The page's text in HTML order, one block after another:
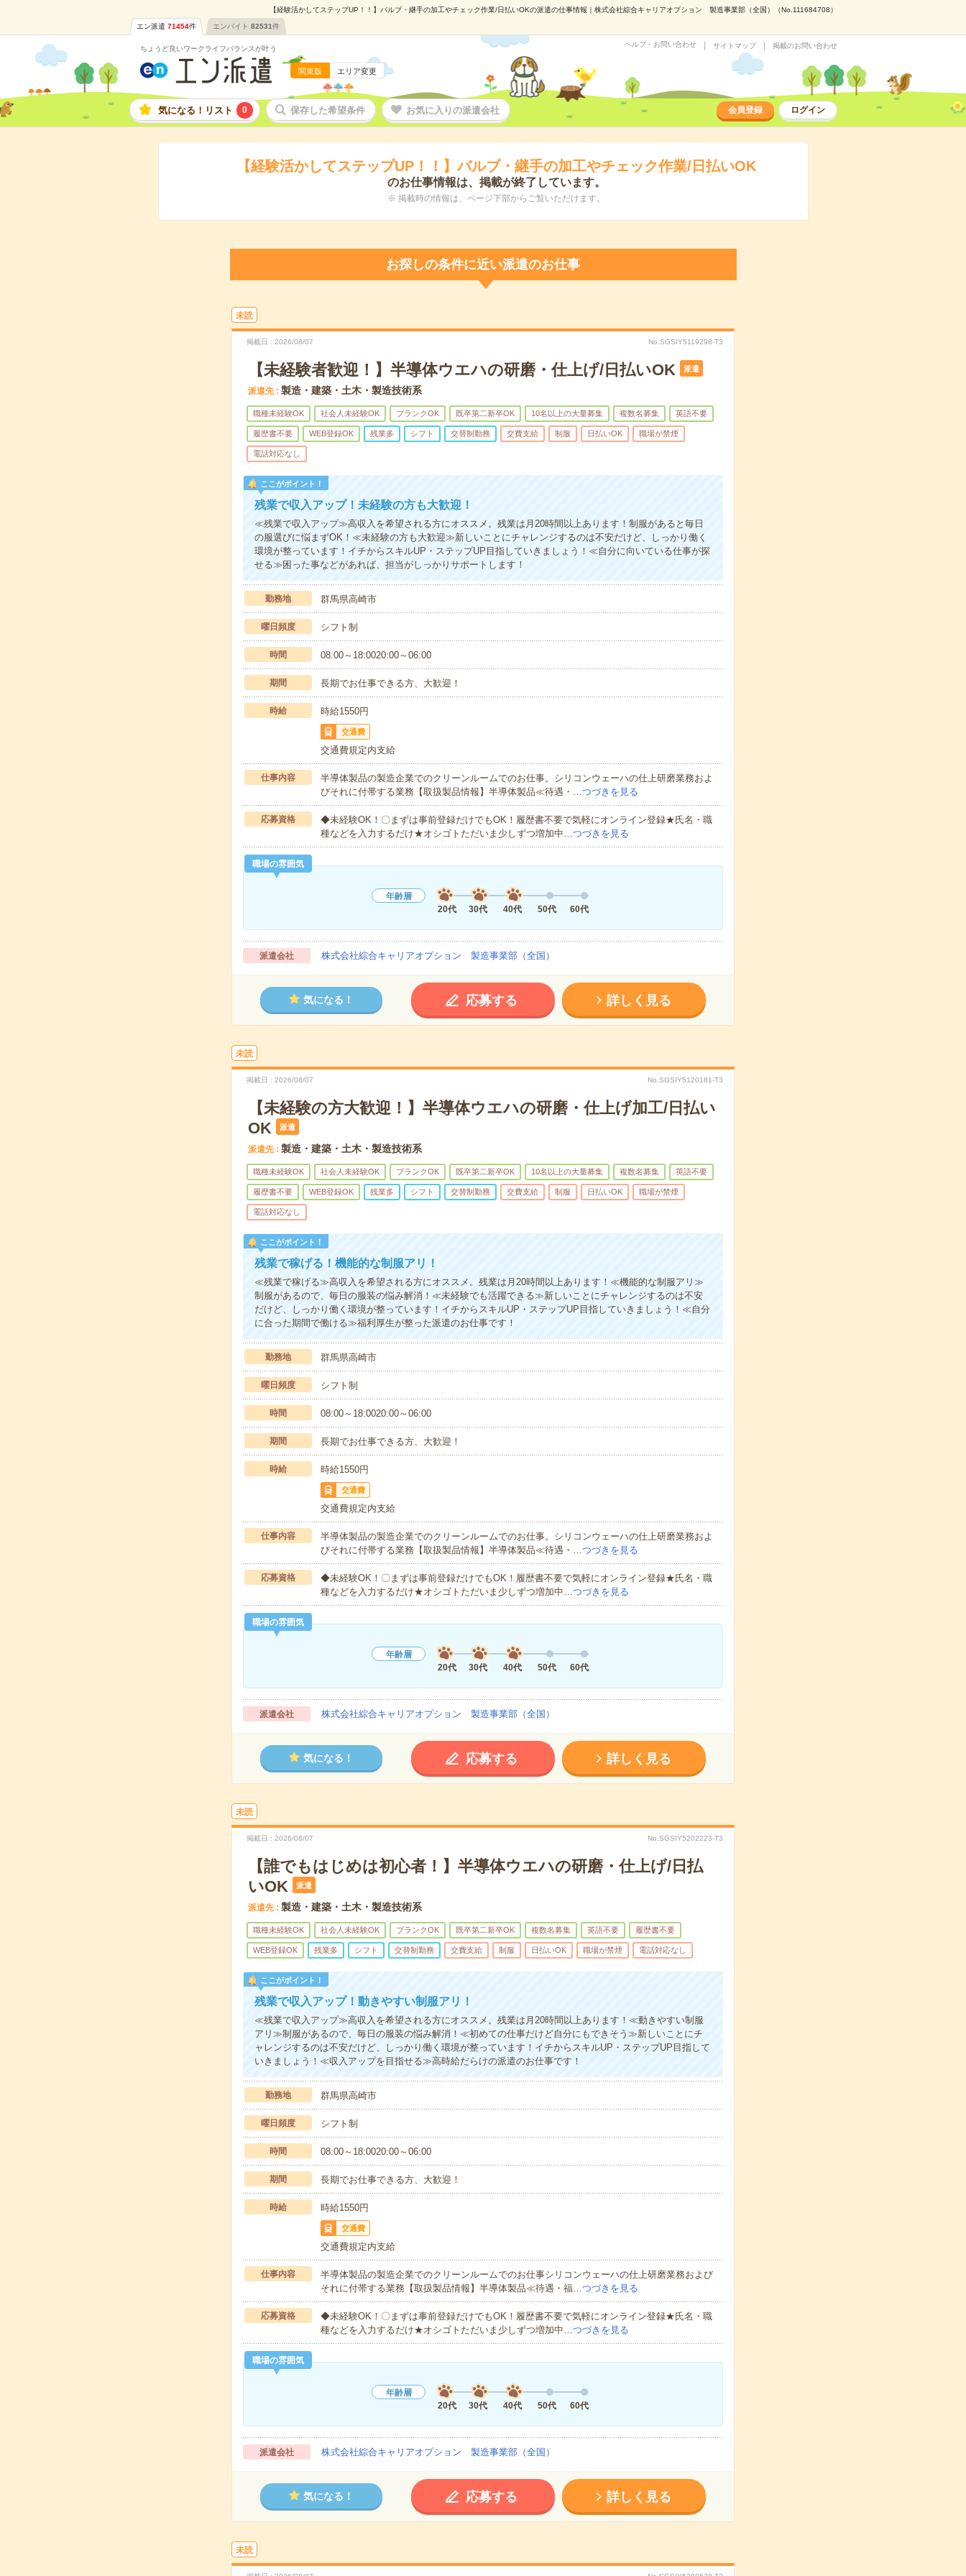
【経験活かしてステップUP！！】バルブ・継手の加工やチェック作業/日払いOKの派遣の仕事情報｜株式会社綜合キャリアオプション 製造事業部（全国）（No.111684708）
エン派遣 71454件 エンバイト 82531件
ちょうど良いワークライフバランスが叶う
関東版 エリア変更
ヘルプ・お問い合わせ サイトマップ 掲載のお問い合わせ
気になる！リスト 0 保存した希望条件 お気に入りの派遣会社 会員登録 ログイン
【経験活かしてステップUP！！】バルブ・継手の加工やチェック作業/日払いOK
のお仕事情報は、掲載が終了しています。
※ 掲載時の情報は、ページ下部からご覧いただけます。
お探しの条件に近い派遣のお仕事
未読
掲載日 2026/08/07 No.SGSIY5119298-T3
【未経験者歓迎！】半導体ウエハの研磨・仕上げ/日払いOK 派遣
派遣先 製造・建築・土木・製造技術系
職種未経験OK 社会人未経験OK ブランクOK 既卒第二新卒OK 10名以上の大量募集 複数名募集 英語不要
履歴書不要 WEB登録OK 残業多 シフト 交替制勤務 交費支給 制服 日払いOK 職場が禁煙
電話対応なし
ここがポイント！
残業で収入アップ！未経験の方も大歓迎！
≪残業で収入アップ≫高収入を希望される方にオススメ。残業は月20時間以上あります！制服があると毎日
の服選びに悩まずOK！≪未経験の方も大歓迎≫新しいことにチャレンジするのは不安だけど、しっかり働く
環境が整っています！イチからスキルUP・ステップUP目指していきましょう！≪自分に向いている仕事が探
せる≫困った事などがあれば、担当がしっかりサポートします！
勤務地 群馬県高崎市
曜日頻度 シフト制
時間 08:00～18:0020:00～06:00
期間 長期でお仕事できる方、大歓迎！
時給 時給1550円
交通費
交通費規定内支給
仕事内容
半導体製品の製造企業でのクリーンルームでのお仕事。シリコンウェーハの仕上研磨業務およ
びそれに付帯する業務【取扱製品情報】半導体製品≪待遇・…つづきを見る
応募資格
◆未経験OK！〇まずは事前登録だけでもOK！履歴書不要で気軽にオンライン登録★氏名・職
種などを入力するだけ★オシゴトただいま少しずつ増加中…つづきを見る
職場の雰囲気
年齢層
20代
30代 40代 50代 60代
派遣会社 株式会社綜合キャリアオプション 製造事業部（全国）
気になる！ 応募する 詳しく見る
未読
掲載日 2026/08/07 No.SGSIY5120181-T3
【未経験の方大歓迎！】半導体ウエハの研磨・仕上げ加工/日払い
OK
派遣
派遣先 製造・建築・土木・製造技術系
職種未経験OK 社会人未経験OK ブランクOK 既卒第二新卒OK 10名以上の大量募集 複数名募集 英語不要
履歴書不要 WEB登録OK 残業多 シフト 交替制勤務 交費支給 制服 日払いOK 職場が禁煙
電話対応なし
ここがポイント！
残業で稼げる！機能的な制服アリ！
≪残業で稼げる≫高収入を希望される方にオススメ。残業は月20時間以上あります！≪機能的な制服アリ≫
制服があるので、毎日の服装の悩み解消！≪未経験でも活躍できる≫新しいことにチャレンジするのは不安
だけど、しっかり働く環境が整っています！イチからスキルUP・ステップUP目指していきましょう！≪自分
に合った期間で働ける≫福利厚生が整った派遣のお仕事です！
勤務地 群馬県高崎市
曜日頻度 シフト制
時間 08:00～18:0020:00～06:00
期間 長期でお仕事できる方、大歓迎！
時給 時給1550円
交通費
交通費規定内支給
仕事内容
半導体製品の製造企業でのクリーンルームでのお仕事。シリコンウェーハの仕上研磨業務およ
びそれに付帯する業務【取扱製品情報】半導体製品≪待遇・…つづきを見る
応募資格
◆未経験OK！〇まずは事前登録だけでもOK！履歴書不要で気軽にオンライン登録★氏名・職
種などを入力するだけ★オシゴトただいま少しずつ増加中…つづきを見る
職場の雰囲気
年齢層
20代
30代 40代 50代 60代
派遣会社 株式会社綜合キャリアオプション 製造事業部（全国）
気になる！ 応募する 詳しく見る
未読
掲載日 2026/08/07 No.SGSIY5202223-T3
【誰でもはじめは初心者！】半導体ウエハの研磨・仕上げ/日払
いOK
派遣
派遣先 製造・建築・土木・製造技術系
職種未経験OK 社会人未経験OK ブランクOK 既卒第二新卒OK 複数名募集 英語不要 履歴書不要
WEB登録OK 残業多 シフト 交替制勤務 交費支給 制服 日払いOK 職場が禁煙 電話対応なし
ここがポイント！
残業で収入アップ！動きやすい制服アリ！
≪残業で収入アップ≫高収入を希望される方にオススメ。残業は月20時間以上あります！≪動きやすい制服
アリ≫制服があるので、毎日の服装の悩み解消！≪初めての仕事だけど自分にもできそう≫新しいことにチ
ャレンジするのは不安だけど、しっかり働く環境が整っています！イチからスキルUP・ステップUP目指して
いきましょう！≪収入アップを目指せる≫高時給だらけの派遣のお仕事です！
勤務地 群馬県高崎市
曜日頻度 シフト制
時間 08:00～18:0020:00～06:00
期間 長期でお仕事できる方、大歓迎！
時給 時給1550円
交通費
交通費規定内支給
仕事内容
半導体製品の製造企業でのクリーンルームでのお仕事シリコンウェーハの仕上研磨業務および
それに付帯する業務【取扱製品情報】半導体製品≪待遇・福…つづきを見る
応募資格
◆未経験OK！〇まずは事前登録だけでもOK！履歴書不要で気軽にオンライン登録★氏名・職
種などを入力するだけ★オシゴトただいま少しずつ増加中…つづきを見る
職場の雰囲気
年齢層
20代
30代 40代 50代 60代
派遣会社 株式会社綜合キャリアオプション 製造事業部（全国）
気になる！ 応募する 詳しく見る
未読